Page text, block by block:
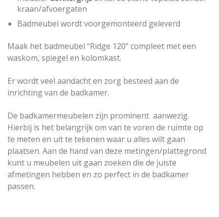
kraan/afvoergaten
Badmeubel wordt voorgemonteerd geleverd
Maak het badmeubel “Ridge 120” compleet met een
waskom, spiegel en kolomkast.
Er wordt veel aandacht en zorg besteed aan de
inrichting van de badkamer.
De badkamermeubelen zijn prominent aanwezig.
Hierbij is het belangrijk om van te voren de ruimte op
te meten en uit te tekenen waar u alles wilt gaan
plaatsen. Aan de hand van deze metingen/plattegrond
kunt u meubelen uit gaan zoeken die de juiste
afmetingen hebben en zo perfect in de badkamer
passen.